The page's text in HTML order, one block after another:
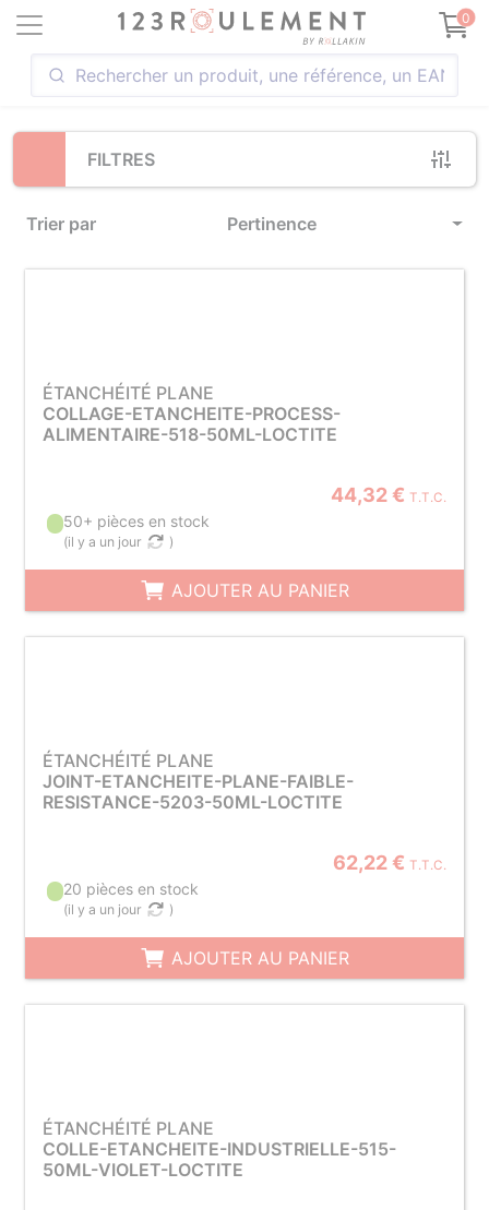
0
FILTRES
Trier par Pertinence
Loading...
ÉTANCHÉITÉ PLANE
COLLAGE-ETANCHEITE-PROCESS-
ALIMENTAIRE-518-50ML-LOCTITE
44,32 € T.T.C.
50+ pièces en stock
(il y a un jour )
AJOUTER AU PANIER
ÉTANCHÉITÉ PLANE
JOINT-ETANCHEITE-PLANE-FAIBLE-
RESISTANCE-5203-50ML-LOCTITE
62,22 € T.T.C.
20 pièces en stock
(il y a un jour )
AJOUTER AU PANIER
ÉTANCHÉITÉ PLANE
COLLE-ETANCHEITE-INDUSTRIELLE-515-
50ML-VIOLET-LOCTITE